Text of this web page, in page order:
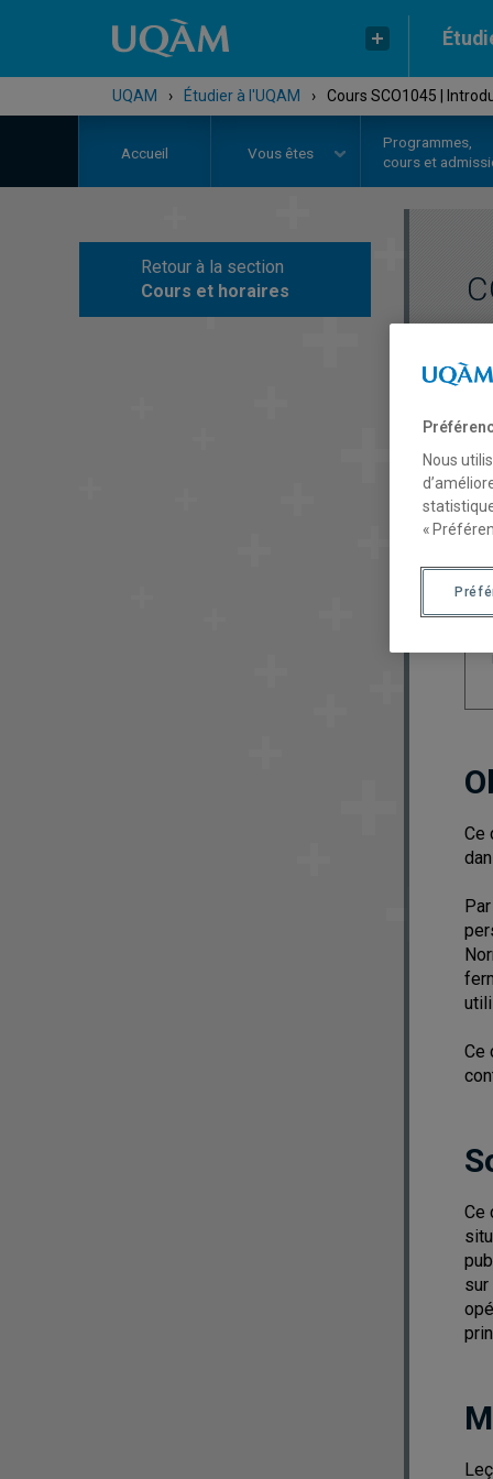
UQAM › Étudier à l'UQAM › Cours SCO1045 |
Accueil Vous êtes
Programmes,
cours et
Retour à la section
Cours et horaires
Ce
Ce
Ce
Nous
«